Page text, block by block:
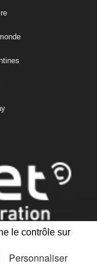
le contrôle sur
Personnaliser
conforme